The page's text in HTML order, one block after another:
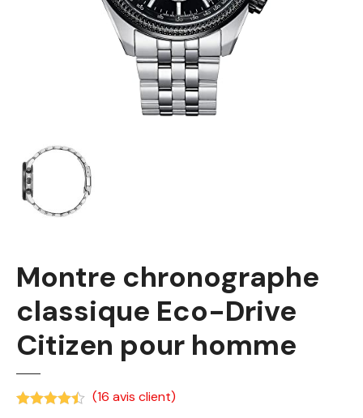
Montre chronographe
classique Eco-Drive
Citizen pour homme
(16 avis client)